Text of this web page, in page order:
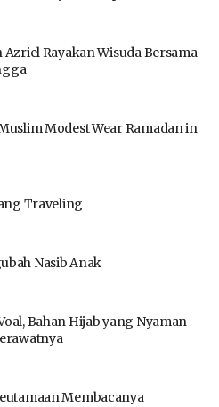
Rayakan Wisuda Bersama
Modest Wear Ramadan in
Traveling
Nasib Anak
Bahan Hijab yang Nyaman
Membacanya